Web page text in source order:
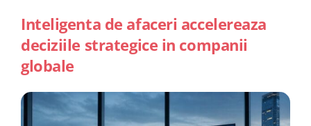
Inteligenta de afaceri accelereaza
deciziile strategice in companii
globale